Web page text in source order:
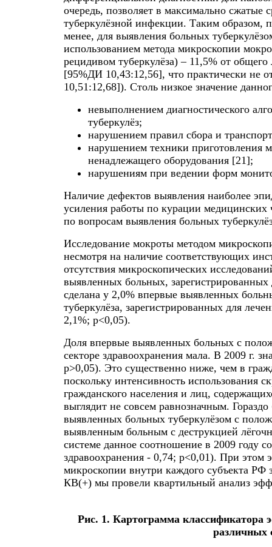
очередь, позволяет в максимально сжатые
туберкулёзной инфекции. Таким образом,
менее, для выявления больных
использованием метода микроскопии
рецидивом туберкулёза) – 11,5% от
[95%ДИ 10,43:12,56], что практически не
10,51:12,68]). Столь низкое значение
невыполнением диагностического
туберкулёз;
нарушением правил сбора и
нарушением техники приготовления
ненадлежащего оборудования [21];
нарушениям при ведении форм
Наличие дефектов выявления наиболее
усиления работы по курации
по вопросам выявления больных
Исследование мокроты методом
несмотря на наличие соответствующих
отсутствия микроскопических
выявленных больных,
сделана у 2,0% впервые выявленных
туберкулёза, зарегистрированных для
2,1%; p<0,05).
Доля впервые выявленных больных с
секторе здравоохранения мала. В 2009 г.
p>0,05). Это существенно ниже, чем в
поскольку интенсивность использования
гражданского населения и лиц,
выглядит не совсем равнозначным.
выявленных больных туберкулёзом с
выявленным больным с деструкцией
системе данное соотношение в 2009 году
здравоохранения - 0,74; p<0,01). При этом
микроскопии внутри каждого субъекта
КВ(+) мы провели квартильный анализ
Рис. 1. Картограмма классификатора
различных